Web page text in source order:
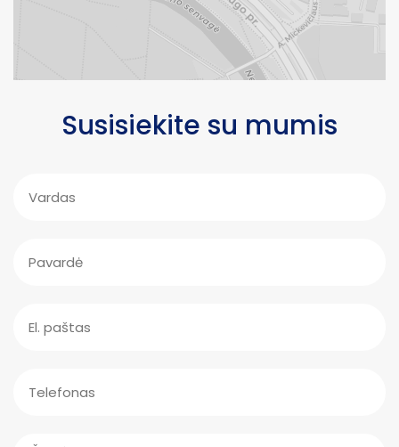
Susisiekite su mumis